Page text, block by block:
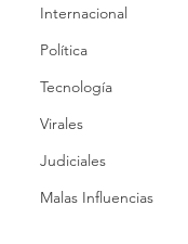
Internacional
Política
Tecnología
Virales
Judiciales
Malas Influencias